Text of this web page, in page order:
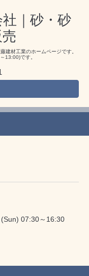
｜砂・砂
建材工業のホームページです。
13:00)です。
07:30～16:30